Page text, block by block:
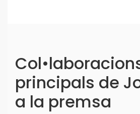
principals de
a la premsa